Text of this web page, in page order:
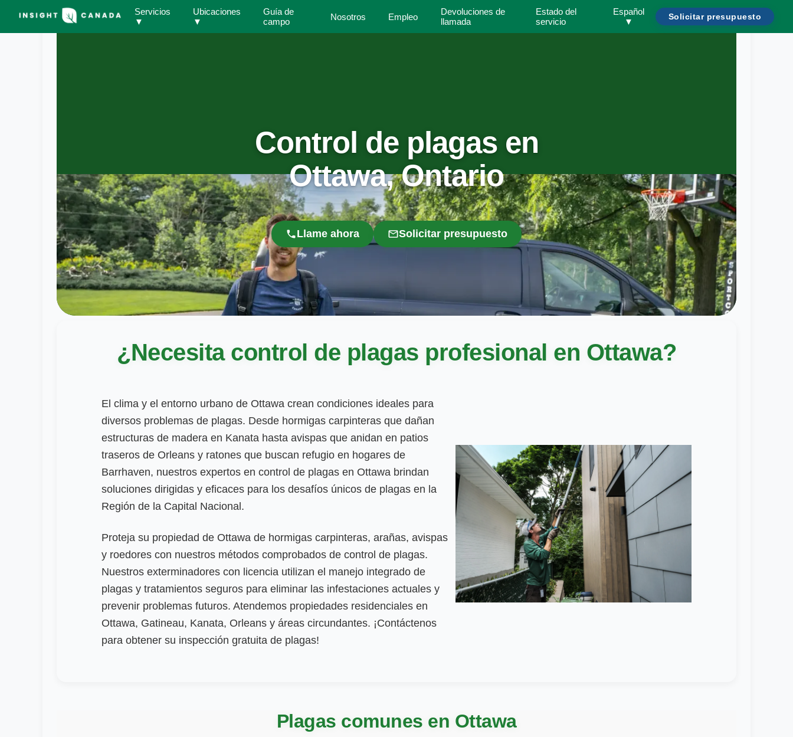
Servicios
▼
Ubicaciones
▼
Guía de
campo
Nosotros Empleo
Devoluciones de
llamada
Estado del
servicio
Español
▼
Solicitar presupuesto
Control de plagas en
Ottawa, Ontario
Llame ahora Solicitar presupuesto
¿Necesita control de plagas profesional en Ottawa?
El clima y el entorno urbano de Ottawa crean condiciones ideales para
diversos problemas de plagas. Desde hormigas carpinteras que dañan
estructuras de madera en Kanata hasta avispas que anidan en patios
traseros de Orleans y ratones que buscan refugio en hogares de
Barrhaven, nuestros expertos en control de plagas en Ottawa brindan
soluciones dirigidas y eficaces para los desafíos únicos de plagas en la
Región de la Capital Nacional.
Proteja su propiedad de Ottawa de hormigas carpinteras, arañas, avispas
y roedores con nuestros métodos comprobados de control de plagas.
Nuestros exterminadores con licencia utilizan el manejo integrado de
plagas y tratamientos seguros para eliminar las infestaciones actuales y
prevenir problemas futuros. Atendemos propiedades residenciales en
Ottawa, Gatineau, Kanata, Orleans y áreas circundantes. ¡Contáctenos
para obtener su inspección gratuita de plagas!
Plagas comunes en Ottawa